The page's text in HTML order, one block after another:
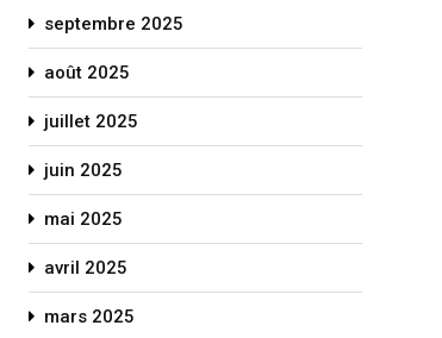
septembre 2025
août 2025
juillet 2025
juin 2025
mai 2025
avril 2025
mars 2025